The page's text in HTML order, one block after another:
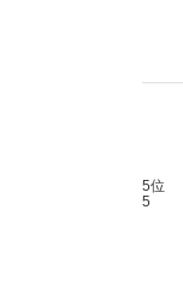
5位
5